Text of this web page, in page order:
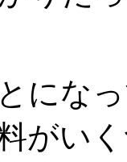
にな
がい